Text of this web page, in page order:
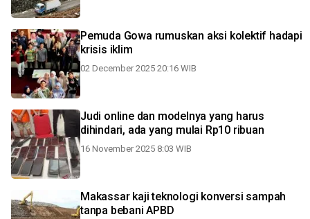
Pemuda Gowa rumuskan aksi kolektif hadapi
krisis iklim
02 December 2025 20:16 WIB
Judi online dan modelnya yang harus
dihindari, ada yang mulai Rp10 ribuan
16 November 2025 8:03 WIB
Makassar kaji teknologi konversi sampah
tanpa bebani APBD